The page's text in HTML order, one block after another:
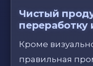
Чистый
переработку
Кроме
правильная